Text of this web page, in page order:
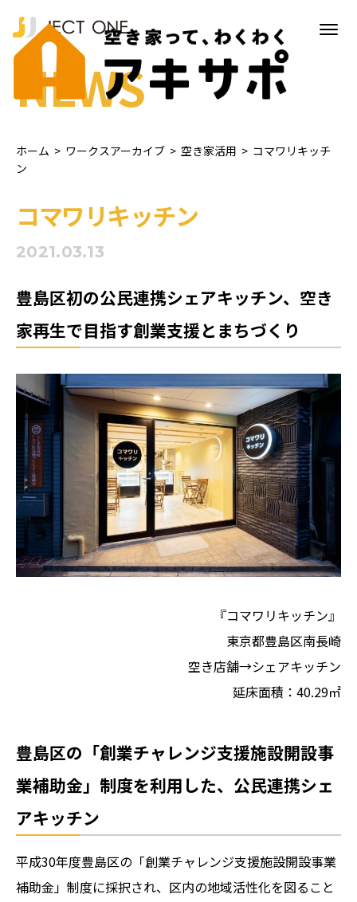
NEWS
ホーム > ワークスアーカイブ > 空き家活用 > コマワリキッチ
ン
コマワリキッチン
2021.03.13
豊島区初の公民連携シェアキッチン、空き
家再生で目指す創業支援とまちづくり
『コマワリキッチン』
東京都豊島区南長崎
空き店舗→シェアキッチン
延床⾯積：40.29㎡
豊島区の「創業チャレンジ支援施設開設事
業補助金」制度を利用した、公民連携シェ
アキッチン
平成30年度豊島区の「創業チャレンジ支援施設開設事業
補助金」制度に採択され、区内の地域活性化を図ること